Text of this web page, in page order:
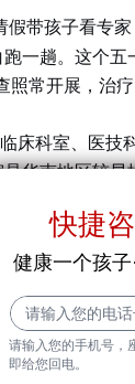
带孩子看专
一趟。这个五
常开展，治疗
床科室、医技
华南地区较早
您放心：第
是流程保障
儿科急救绿色
IVA-CPT注
评估联合经
快捷
健康一个孩
请输入您的手机号，
即给您回电。